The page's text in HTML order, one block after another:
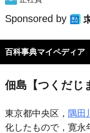
Sponsored by
百科事典マイペディア
佃島【つくだじ
東京都中央区， 隅田
化したもので，寛永